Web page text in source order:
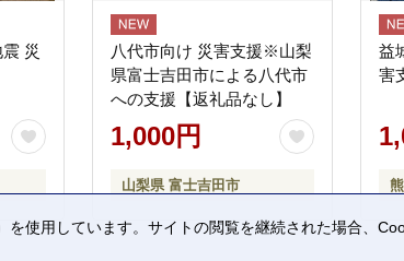
災
八代市向け 災害支援※山梨
県富士吉田市による八代市
への支援【返礼品なし】
1,000円
山梨県 富士吉田市
益
害
使用しています。サイトの閲覧を継続された場合、